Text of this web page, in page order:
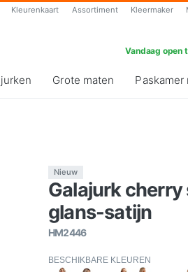
Kleurenkaart Assortiment Kleermaker
Vandaag open
Grote maten Paskamer
Nieuw
Galajurk
glans-satijn
HM2446
BESCHIKBARE KLEUREN